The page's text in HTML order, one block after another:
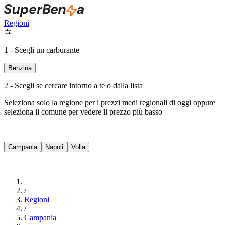
Regioni
1 - Scegli un carburante
Benzina
2 - Scegli se cercare intorno a te o dalla lista
Seleziona solo la regione per i prezzi medi regionali di oggi oppure
seleziona il comune per vedere il prezzo più basso
Campania Napoli Volla
/
Regioni
/
Campania